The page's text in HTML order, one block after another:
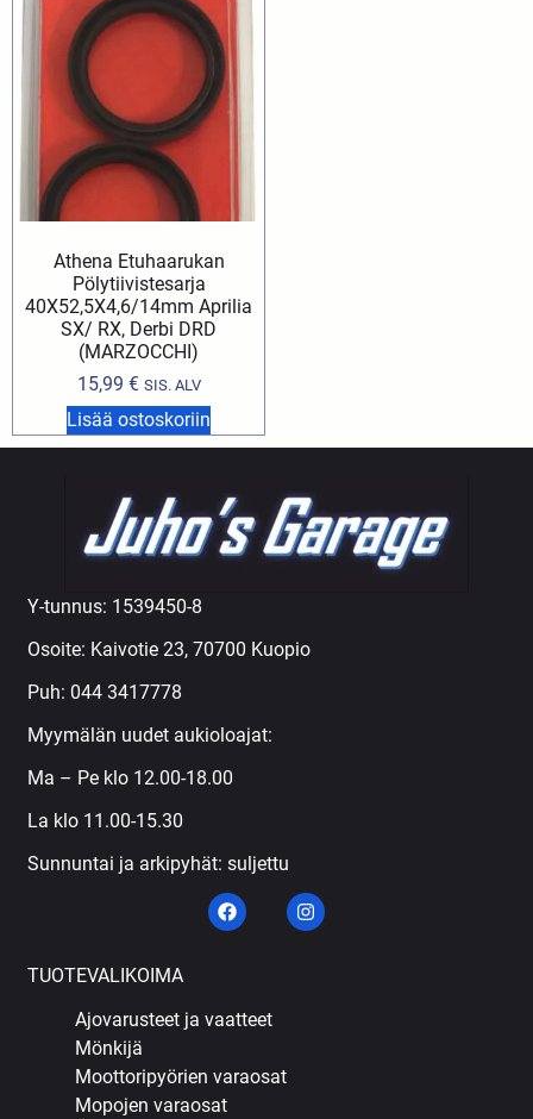
Athena Etuhaarukan
Pölytiivistesarja
40X52,5X4,6/14mm Aprilia
SX/ RX, Derbi DRD
(MARZOCCHI)
15,99 € SIS. ALV
Lisää ostoskoriin
Y-tunnus: 1539450-8
Osoite: Kaivotie 23, 70700 Kuopio
Puh: 044 3417778
Myymälän uudet aukioloajat:
Ma – Pe klo 12.00-18.00
La klo 11.00-15.30
Sunnuntai ja arkipyhät: suljettu
TUOTEVALIKOIMA
Ajovarusteet ja vaatteet
Mönkijä
Moottoripyörien varaosat
Mopojen varaosat